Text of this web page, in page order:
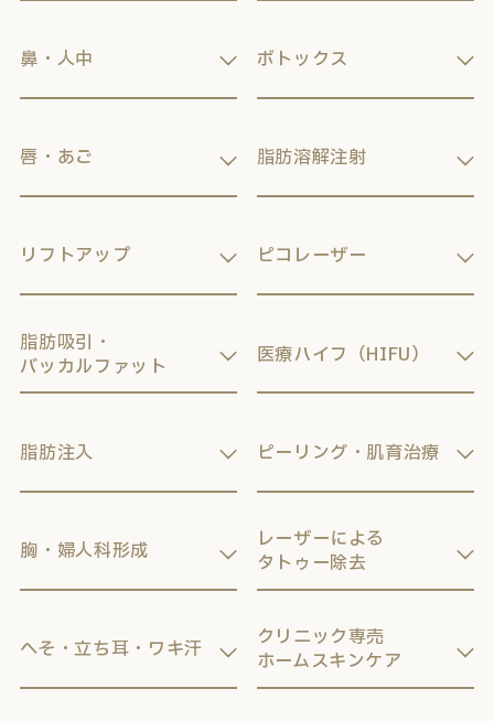
鼻・人中
唇・あご
リフトアップ
脂肪吸引・
バッカルファット
脂肪注入
胸・婦人科形成
へそ・立ち耳・ワキ汗
ボトックス
脂肪溶解注射
ピコレーザー
医療ハイフ（HIFU）
ピーリング・肌育治療
レーザーによる
タトゥー除去
クリニック専売
ホームスキンケア